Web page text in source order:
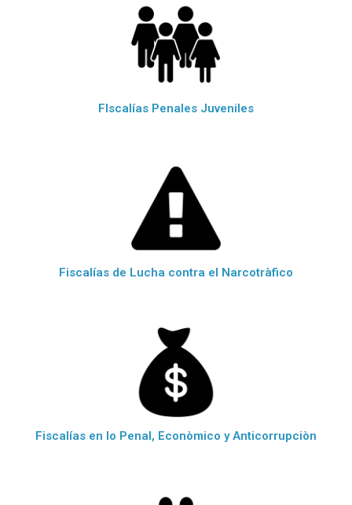
FIscalías Penales Juveniles
Fiscalías de Lucha contra el Narcotràfico
Fiscalías en lo Penal, Econòmico y Anticorrupciòn